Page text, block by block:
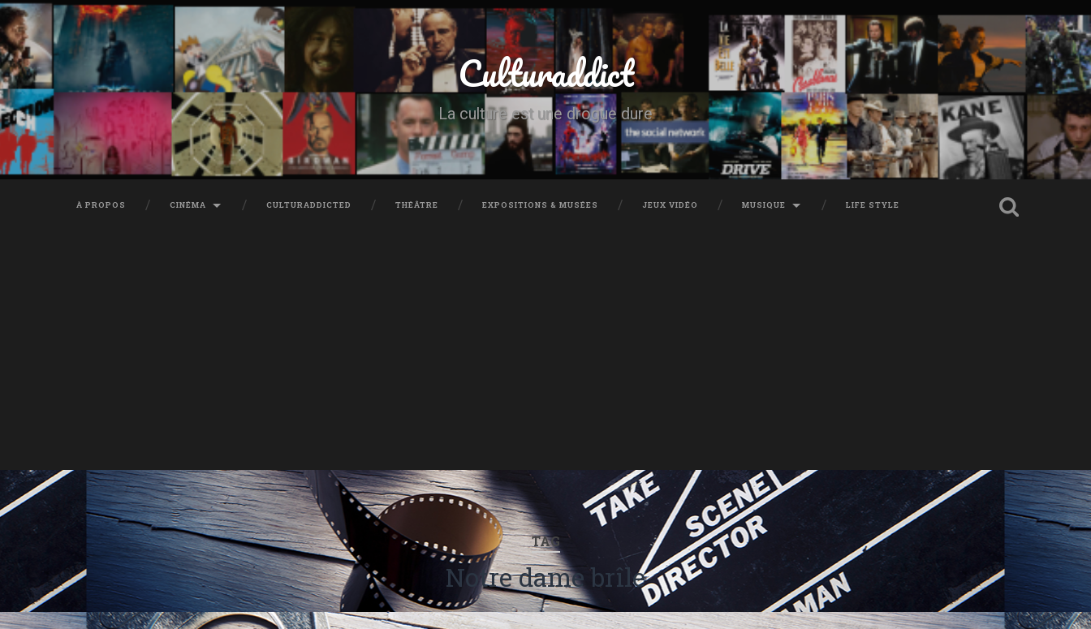
Culturaddict
La culture est une drogue dure
À PROPOS CINÉMA CULTURADDICTED THÉÂTRE EXPOSITIONS & MUSÉES JEUX VIDÉO MUSIQUE LIFE STYLE
TAG
Notre dame brîle